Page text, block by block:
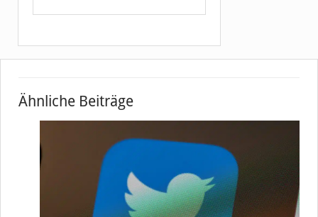
Ähnliche Beiträge